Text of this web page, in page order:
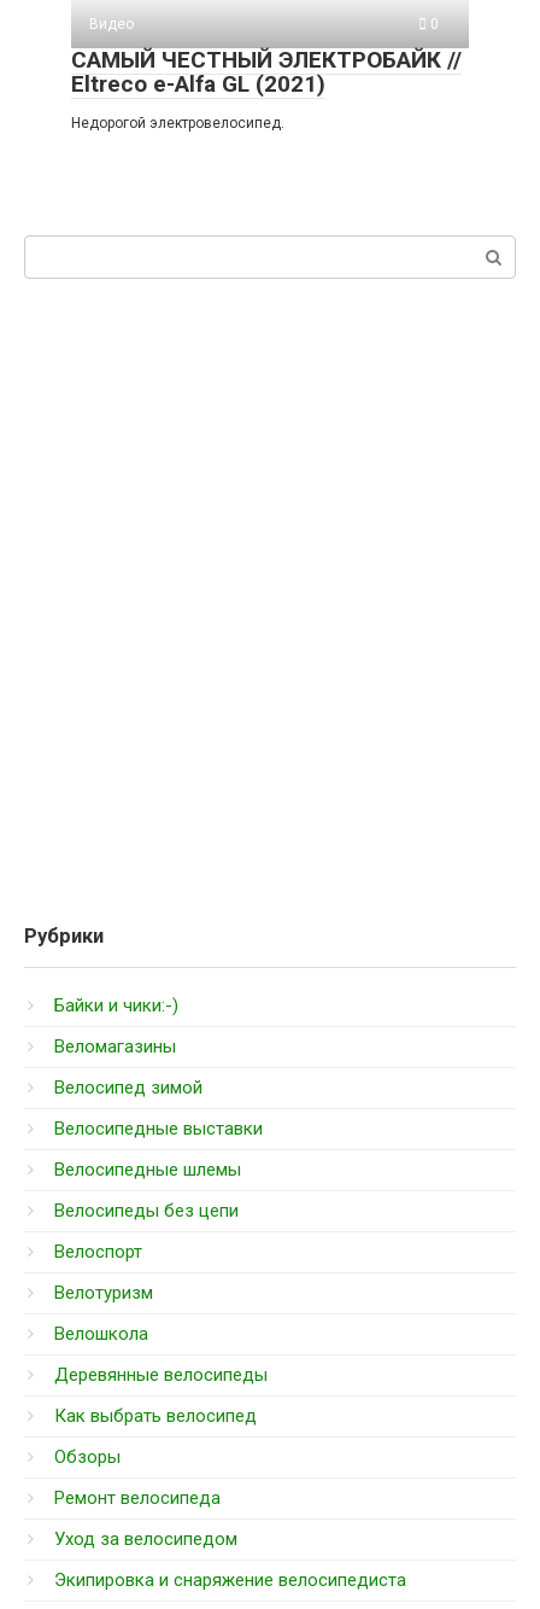
Видео
0
САМЫЙ ЧЕСТНЫЙ ЭЛЕКТРОБАЙК //
Eltreco e-Alfa GL (2021)
Недорогой электровелосипед.
Рубрики
Байки и чики:-)
Веломагазины
Велосипед зимой
Велосипедные выставки
Велосипедные шлемы
Велосипеды без цепи
Велоспорт
Велотуризм
Велошкола
Деревянные велосипеды
Как выбрать велосипед
Обзоры
Ремонт велосипеда
Уход за велосипедом
Экипировка и снаряжение велосипедиста